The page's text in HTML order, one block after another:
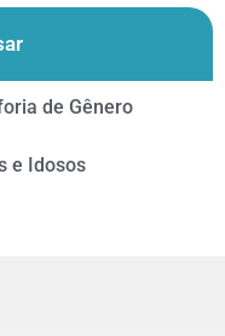
de Gênero
e Idosos